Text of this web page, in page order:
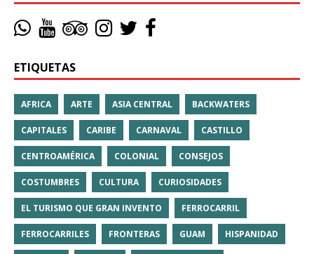
ETIQUETAS
AFRICA ARTE ASIA CENTRAL BACKWATERS
CAPITALES CARIBE CARNAVAL CASTILLO
CENTROAMÉRICA COLONIAL CONSEJOS
COSTUMBRES CULTURA CURIOSIDADES
EL TURISMO QUE GRAN INVENTO FERROCARRIL
FERROCARRILES FRONTERAS GUAM HISPANIDAD